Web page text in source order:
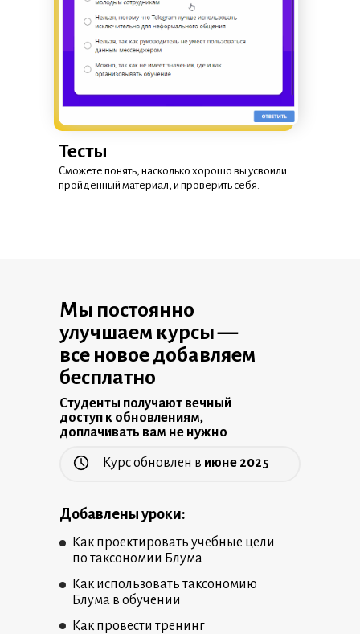
Тесты
Сможете понять, насколько хорошо вы усвоили
пройденный материал, и проверить себя.
Скачать полную версию в
PDF
Мы постоянно
улучшаем курсы —
все новое добавляем
бесплатно
Добавлены уроки:
Как проектировать учебные цели
по таксономии Блума
Как использовать таксономию
Блума в обучении
Как провести тренинг
Курс обновлен в июне 2025
Студенты получают вечный
доступ к обновлениям,
доплачивать вам не нужно